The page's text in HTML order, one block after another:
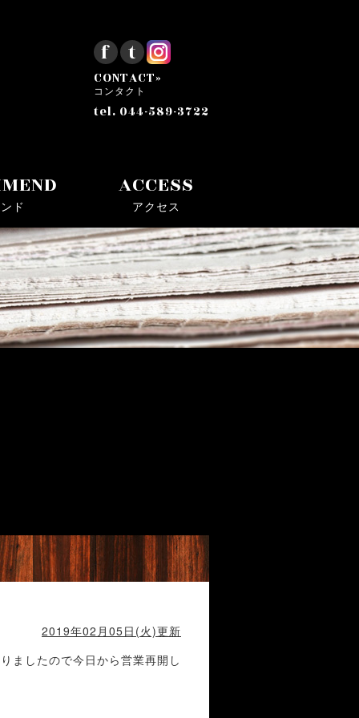
f t
CONTACT»
コンタクト
tel. 044-589-3722
ド
ACCESS
アクセス
2019年02月05日(火)更新
ましたので今日から営業再開し